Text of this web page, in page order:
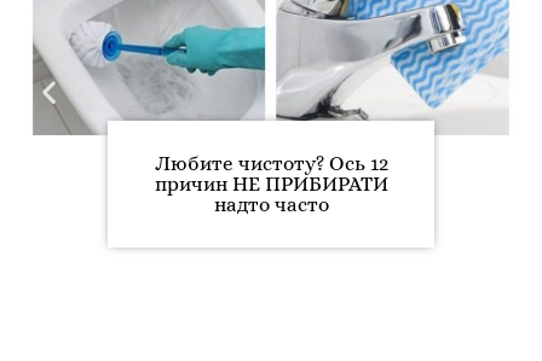
Любите чистоту? Ось 12
причин НЕ ПРИБИРАТИ
надто часто